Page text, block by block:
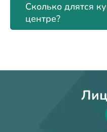
Сколько длятся
центре?